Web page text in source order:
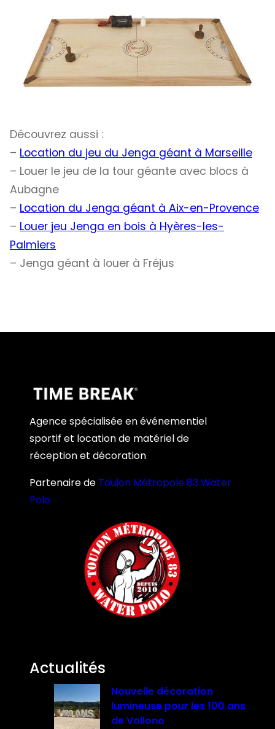
Découvrez aussi :
– Location du jeu du Jenga géant à Marseille
– Louer le jeu de la tour géante avec blocs à
Aubagne
– Location du Jenga géant à Aix-en-Provence
– Louer jeu Jenga en bois à Hyères-les-
Palmiers
– Jenga géant à louer à Fréjus
Agence spécialisée en événementiel
sportif et location de matériel de
réception et décoration
Partenaire de Toulon Métropole 83 Water
Polo
Actualités
Nouvelle décoration
lumineuse pour les 100 ans
de Vollono